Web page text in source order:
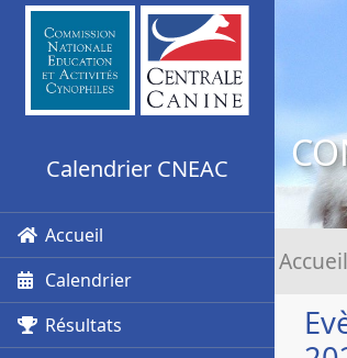
Calendrier CNEAC
Accueil
Calendrier
Résultats
Accueil